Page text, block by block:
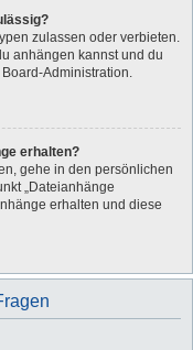
zulassen oder verbieten.
anhängen kannst und du
Administration.
erhalten?
gehe in den persönlichen
„Dateianhänge
erhalten und diese